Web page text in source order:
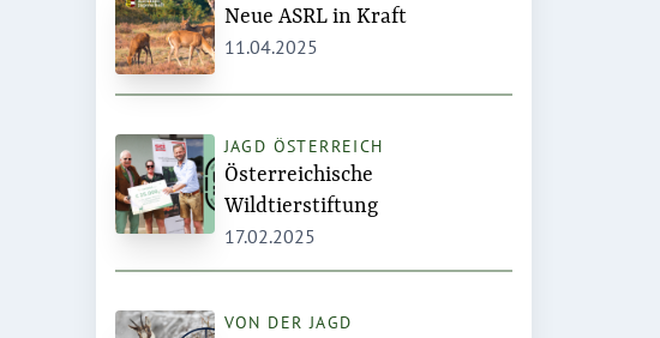
Neue ASRL in Kraft
11.04.2025
JAGD ÖSTERREICH
Österreichische
Wildtierstiftung
17.02.2025
VON DER JAGD